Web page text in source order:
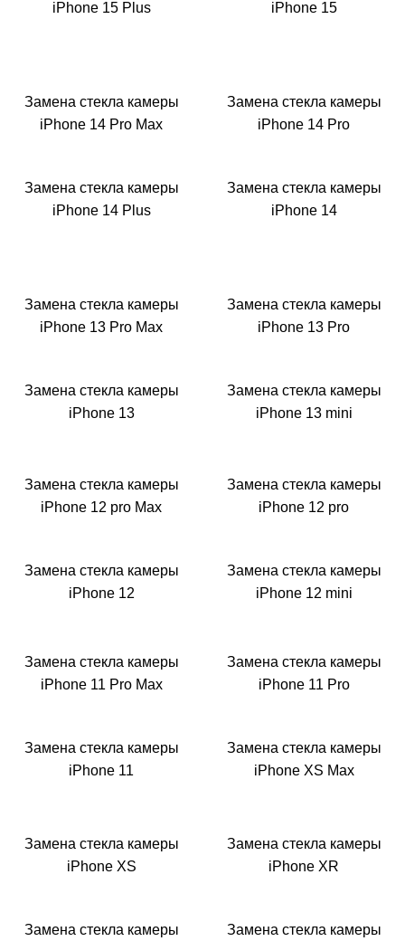
iPhone 15 Plus iPhone 15
Замена стекла камеры
iPhone 14 Pro Max
Замена стекла камеры
iPhone 14 Pro
Замена стекла камеры
iPhone 14 Plus
Замена стекла камеры
iPhone 14
Замена стекла камеры
iPhone 13 Pro Max
Замена стекла камеры
iPhone 13 Pro
Замена стекла камеры
iPhone 13
Замена стекла камеры
iPhone 13 mini
Замена стекла камеры
iPhone 12 pro Max
Замена стекла камеры
iPhone 12 pro
Замена стекла камеры
iPhone 12
Замена стекла камеры
iPhone 12 mini
Замена стекла камеры
iPhone 11 Pro Max
Замена стекла камеры
iPhone 11 Pro
Замена стекла камеры
iPhone 11
Замена стекла камеры
iPhone XS Max
Замена стекла камеры
iPhone XS
Замена стекла камеры
iPhone XR
Замена стекла камеры
Замена стекла камеры